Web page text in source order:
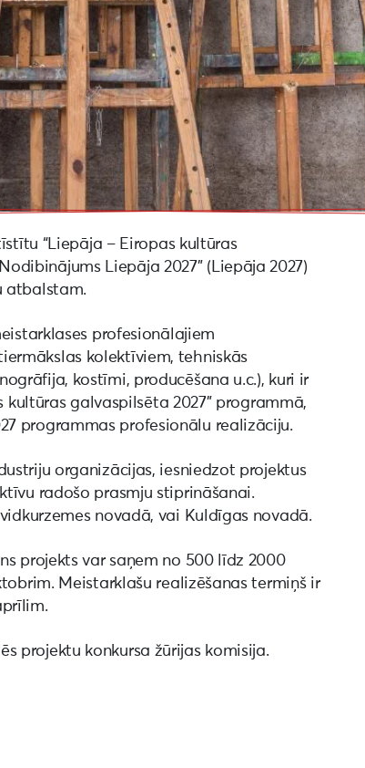
“Liepāja – Eiropas kultūras
Liepāja 2027” (Liepāja 2027)
atbalstam.
profesionālajiem
kolektīviem, tehniskās
kostīmi, producēšana u.c.), kuri ir
galvaspilsēta 2027” programmā,
programmas profesionālu realizāciju.
organizācijas, iesniedzot projektus
radošo prasmju stiprināšanai.
novadā, vai Kuldīgas novadā.
projekts var saņem no 500 līdz 2000
Meistarklašu realizēšanas termiņš ir
projektu konkursa žūrijas komisija.